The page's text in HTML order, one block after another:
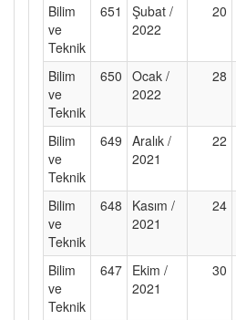
Bilim
ve
Teknik
651
Şubat /
2022
20
Bilim
ve
Teknik
650 Ocak /
2022
28
Bilim
ve
Teknik
649 Aralık /
2021
22
Bilim
ve
Teknik
648
Kasım /
2021
24
Bilim
ve
Teknik
647 Ekim /
2021
30